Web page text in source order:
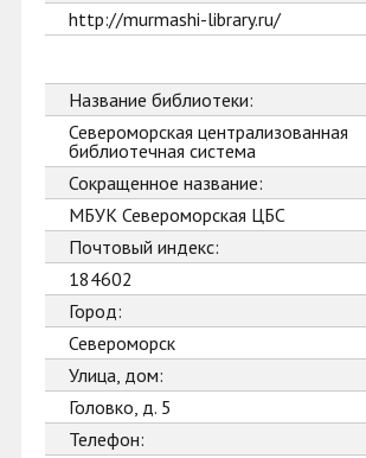
http://murmashi-library.ru/
Название библиотеки:
Североморская централизованная
библиотечная система
Сокращенное название:
МБУК Североморская ЦБС
Почтовый индекс:
184602
Город:
Североморск
Улица, дом:
Головко, д. 5
Телефон: